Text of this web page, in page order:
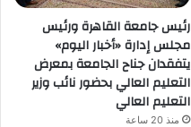
رئيس جامعة القاهرة ورئيس
مجلس إدارة «أخبار اليوم»
يتفقدان جناح الجامعة بمعرض
التعليم العالي بحضور نائب وزير
التعليم العالي
منذ 20 ساعة